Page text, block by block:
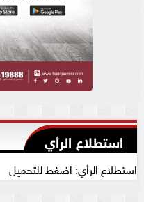
استطلاع الرأي
استطلاع الرأي: اضغط للتحميل